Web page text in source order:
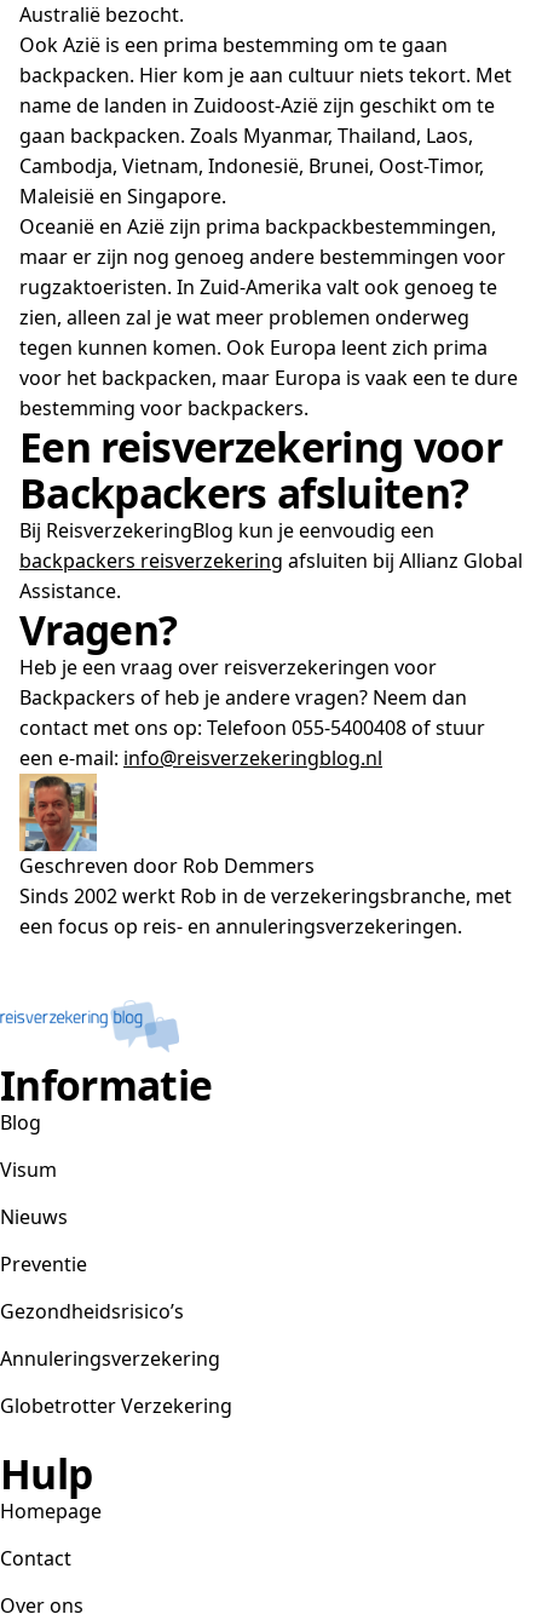
Australië bezocht.
Ook Azië is een prima bestemming om te gaan
backpacken. Hier kom je aan cultuur niets tekort. Met
name de landen in Zuidoost-Azië zijn geschikt om te
gaan backpacken. Zoals Myanmar, Thailand, Laos,
Cambodja, Vietnam, Indonesië, Brunei, Oost-Timor,
Maleisië en Singapore.
Oceanië en Azië zijn prima backpackbestemmingen,
maar er zijn nog genoeg andere bestemmingen voor
rugzaktoeristen. In Zuid-Amerika valt ook genoeg te
zien, alleen zal je wat meer problemen onderweg
tegen kunnen komen. Ook Europa leent zich prima
voor het backpacken, maar Europa is vaak een te dure
bestemming voor backpackers.
Een reisverzekering voor
Backpackers afsluiten?
Bij ReisverzekeringBlog kun je eenvoudig een
backpackers reisverzekering afsluiten bij Allianz Global
Assistance.
Vragen?
Heb je een vraag over reisverzekeringen voor
Backpackers of heb je andere vragen? Neem dan
contact met ons op: Telefoon 055-5400408 of stuur
een e-mail: info@reisverzekeringblog.nl
Geschreven door Rob Demmers
Sinds 2002 werkt Rob in de verzekeringsbranche, met
een focus op reis- en annuleringsverzekeringen.
Informatie
Blog
Visum
Nieuws
Preventie
Gezondheidsrisico’s
Annuleringsverzekering
Globetrotter Verzekering
Hulp
Homepage
Contact
Over ons